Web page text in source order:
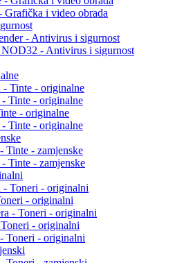
Grafička i video obrada
- Antivirus i sigurnost
- Antivirus i sigurnost
- Tinte - originalne
- Tinte - originalne
- originalne
- Tinte - originalne
Tinte - zamjenske
- Tinte - zamjenske
- Toneri - originalni
- originalni
- Toneri - originalni
- originalni
Toneri - originalni